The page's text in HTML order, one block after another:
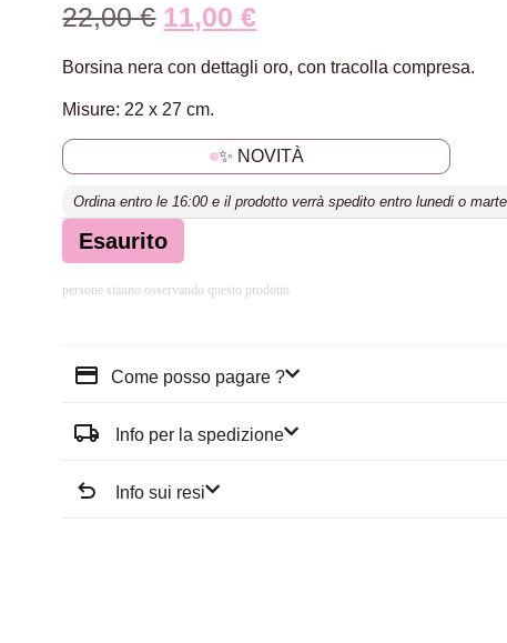
22,00€ 11,00€
Borsina nera con dettagli oro, con tracolla compresa.
Misure: 22 x 27 cm.
✨ NOVITÀ
Ordina entro le 16:00 e il prodotto verrà spedito entro lunedi o
Esaurito
persone stanno osservando questo prodotto
Come posso pagare ?
Info per la spedizione
Info sui resi